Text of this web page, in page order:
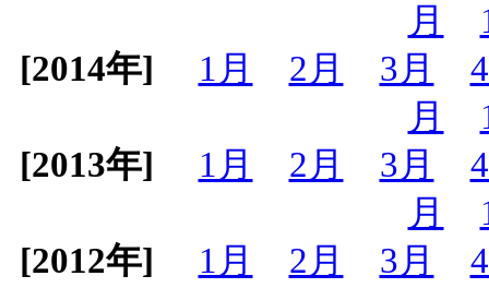
月
[2014年]
1月 2月 3月
月
[2013年]
1月 2月 3月
月
[2012年]
1月 2月 3月